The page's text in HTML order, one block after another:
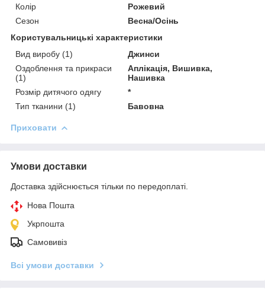
Колір
Рожевий
Сезон
Весна/Осінь
Користувальницькі характеристики
Вид виробу (1)
Джинси
Оздоблення та прикраси
(1)
Аплікація, Вишивка,
Нашивка
Розмір дитячого одягу
*
Тип тканини (1)
Бавовна
Приховати
Умови доставки
Доставка здійснюється тільки по передоплаті.
Нова Пошта
Укрпошта
Самовивіз
Всі умови доставки